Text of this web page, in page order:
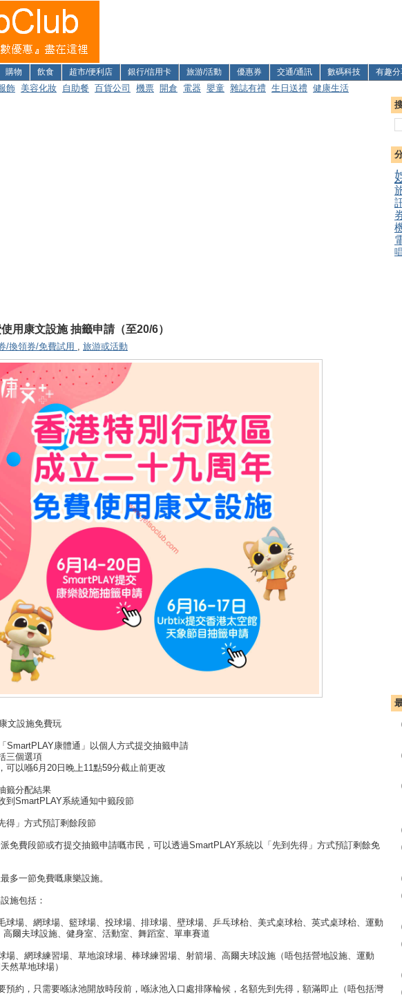
購物 飲食 超市/便利店 銀行/信用卡 旅游/活動 優惠券 交通/通訊 數碼科技 有趣
飾 美容化妝 自助餐 百貨公司 機票 開倉 電器 嬰童 雜誌有禮 生日送禮 健康生活
用康文設施 抽籤申請（至20/6）
/換領券/免費試用 , 旅游或活動
文設施免費玩
SmartPLAY康體通」以個人方式提交抽籤申請
三個選項
可以喺6月20日晚上11點59分截止前更改
籤分配結果
到SmartPLAY系統通知中籤段節
得」方式預訂剩餘段節
免費段節或冇提交抽籤申請嘅市民，可以透過SmartPLAY系統以「先到先得」方式預訂剩餘免
多一節免費嘅康樂設施。
施包括：
球場、網球場、籃球場、投球場、排球場、壁球場、乒乓球枱、美式桌球枱、英式桌球枱、運動
爾夫球設施、健身室、活動室、舞蹈室、單車賽道
場、網球練習場、草地滾球場、棒球練習場、射箭場、高爾夫球設施（唔包括營地設施、運動
然草地球場）
預約，只需要喺泳池開放時段前，喺泳池入口處排隊輪候，名額先到先得，額滿即止（唔包括灣